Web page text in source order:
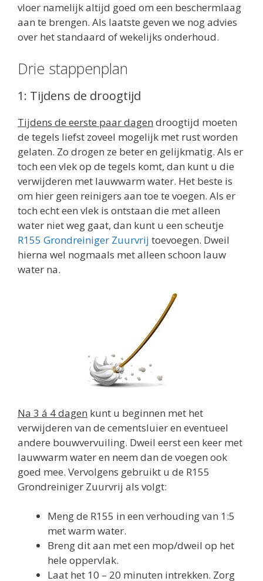
vloer namelijk altijd goed om een beschermlaag
aan te brengen. Als laatste geven we nog advies
over het standaard of wekelijks onderhoud.
Drie stappenplan
1: Tijdens de droogtijd
Tijdens de eerste paar dagen droogtijd moeten
de tegels liefst zoveel mogelijk met rust worden
gelaten. Zo drogen ze beter en gelijkmatig. Als er
toch een vlek op de tegels komt, dan kunt u die
verwijderen met lauwwarm water. Het beste is
om hier geen reinigers aan toe te voegen. Als er
toch echt een vlek is ontstaan die met alleen
water niet weg gaat, dan kunt u een scheutje
R155 Grondreiniger Zuurvrij toevoegen. Dweil
hierna wel nogmaals met alleen schoon lauw
water na.
Na 3 á 4 dagen kunt u beginnen met het
verwijderen van de cementsluier en eventueel
andere bouwvervuiling. Dweil eerst een keer met
lauwwarm water en neem dan de voegen ook
goed mee. Vervolgens gebruikt u de R155
Grondreiniger Zuurvrij als volgt:
Meng de R155 in een verhouding van 1:5
met warm water.
Breng dit aan met een mop/dweil op het
hele oppervlak.
Laat het 10 – 20 minuten intrekken. Zorg